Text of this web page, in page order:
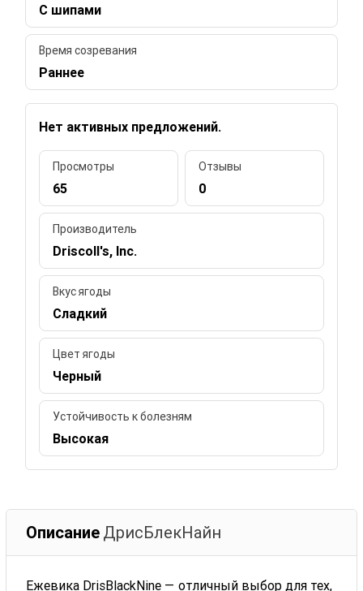
С шипами
Время созревания
Раннее
Нет активных предложений.
Просмотры
65
Отзывы
0
Производитель
Driscoll's, Inc.
Вкус ягоды
Сладкий
Цвет ягоды
Черный
Устойчивость к болезням
Высокая
Описание ДрисБлекНайн
Ежевика DrisBlackNine — отличный выбор для тех,